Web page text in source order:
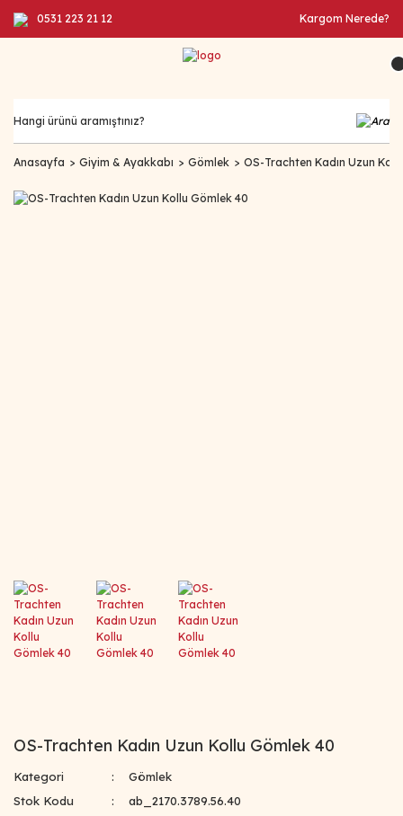
0531 223 21 12 Kargom Nerede?
Anasayfa Giyim & Ayakkabı Gömlek OS-Trachten Kadın Uzun
OS-Trachten Kadın Uzun Kollu Gömlek 40
Kategori
Gömlek
Stok Kodu
ab_2170.3789.56.40